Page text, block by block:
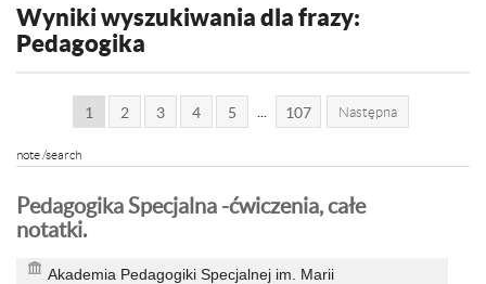
Wyniki wyszukiwania dla frazy:
Pedagogika
1 2 3 4 5 107 Następna
note /search
Pedagogika Specjalna -ćwiczenia, całe
notatki.
Akademia Pedagogiki Specjalnej im. Marii